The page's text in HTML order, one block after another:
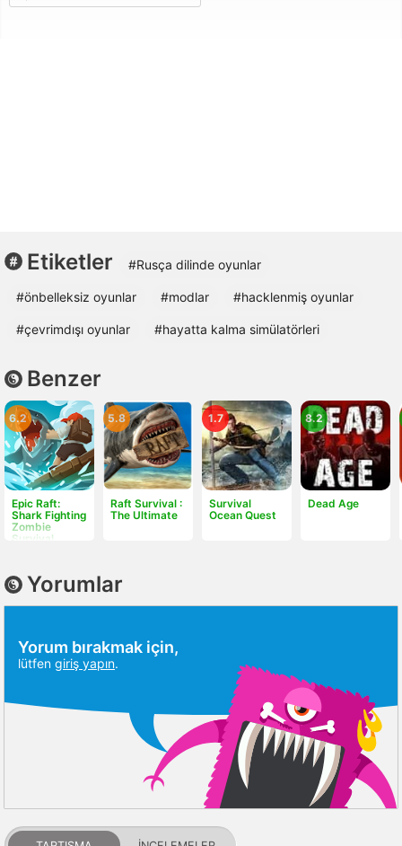
Etiketler #Rusça dilinde oyunlar
#önbelleksiz oyunlar #modlar #hacklenmiş oyunlar
#çevrimdışı oyunlar #hayatta kalma simülatörleri
Benzer
Epic Raft:
Shark Fighting
Zombie
Survival
6.2
Raft Survival :
The Ultimate
5.8
Survival
Ocean Quest
1.7
Dead Age
8.2
Yorumlar
Yorum bırakmak için,
lütfen giriş yapın.